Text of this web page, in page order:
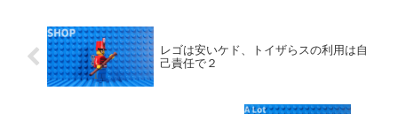
レゴは安いケド、トイザらスの利用は自
己責任で２